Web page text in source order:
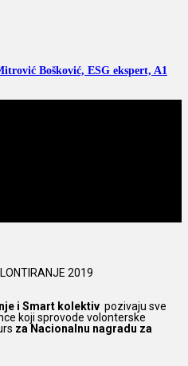
Bošković, ESG ekspert, A1
2019
i Smart kolektiv pozivaju sve
koji sprovode volonterske
za Nacionalnu nagradu za